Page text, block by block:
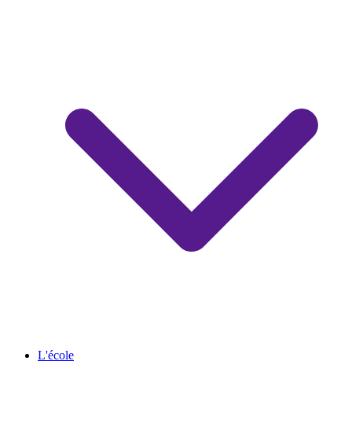
L'école